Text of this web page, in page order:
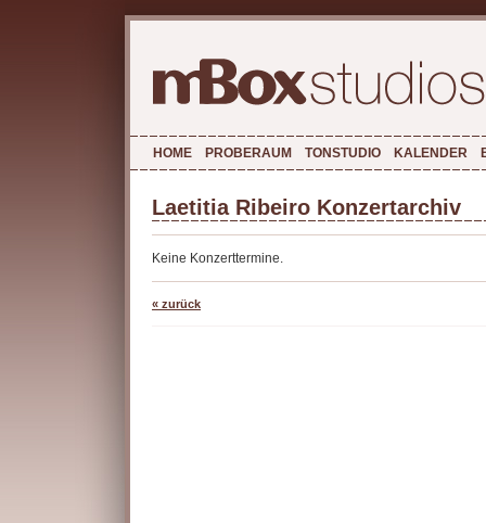
HOME PROBERAUM TONSTUDIO KALENDER
Laetitia Ribeiro Konzertarchiv
Keine Konzerttermine.
« zurück